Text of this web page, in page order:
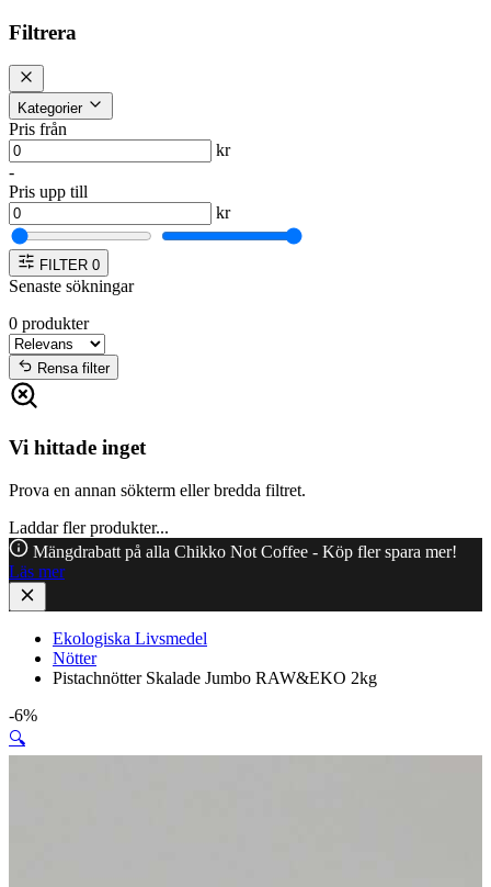
Filtrera
Kategorier
Pris från
kr
-
Pris upp till
kr
FILTER 0
Senaste sökningar
0 produkter
Rensa filter
Vi hittade inget
Prova en annan sökterm eller bredda filtret.
Laddar fler produkter...
Mängdrabatt på alla Chikko Not Coffee - Köp fler spara mer!
Läs mer
Ekologiska Livsmedel
Nötter
Pistachnötter Skalade Jumbo RAW&EKO 2kg
-6%
🔍